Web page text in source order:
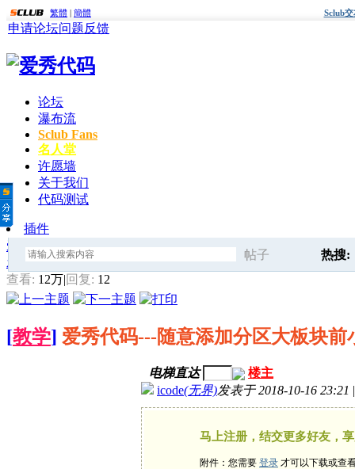
繁體 | 簡體 Sclub
申请论坛问题反馈
论坛
瀑布流
Sclub Fans
名人堂
许愿墙
关于我们
代码测试
插件
帖子
索
热搜:
爱秀代码
» 爱秀代码---随意添加分区
发帖
查看: 12万| 回复: 12
[教学] 爱秀代码---随意添加分区大板块
电梯直达
楼主
icode(无界)发表于 2018-10-16 23:21
马上注册，结交更多好友，
附件：您需要 登录 才可以下载或查